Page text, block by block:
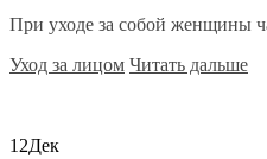
При уходе за собой женщины
Уход за лицом Читать дальше
12Дек